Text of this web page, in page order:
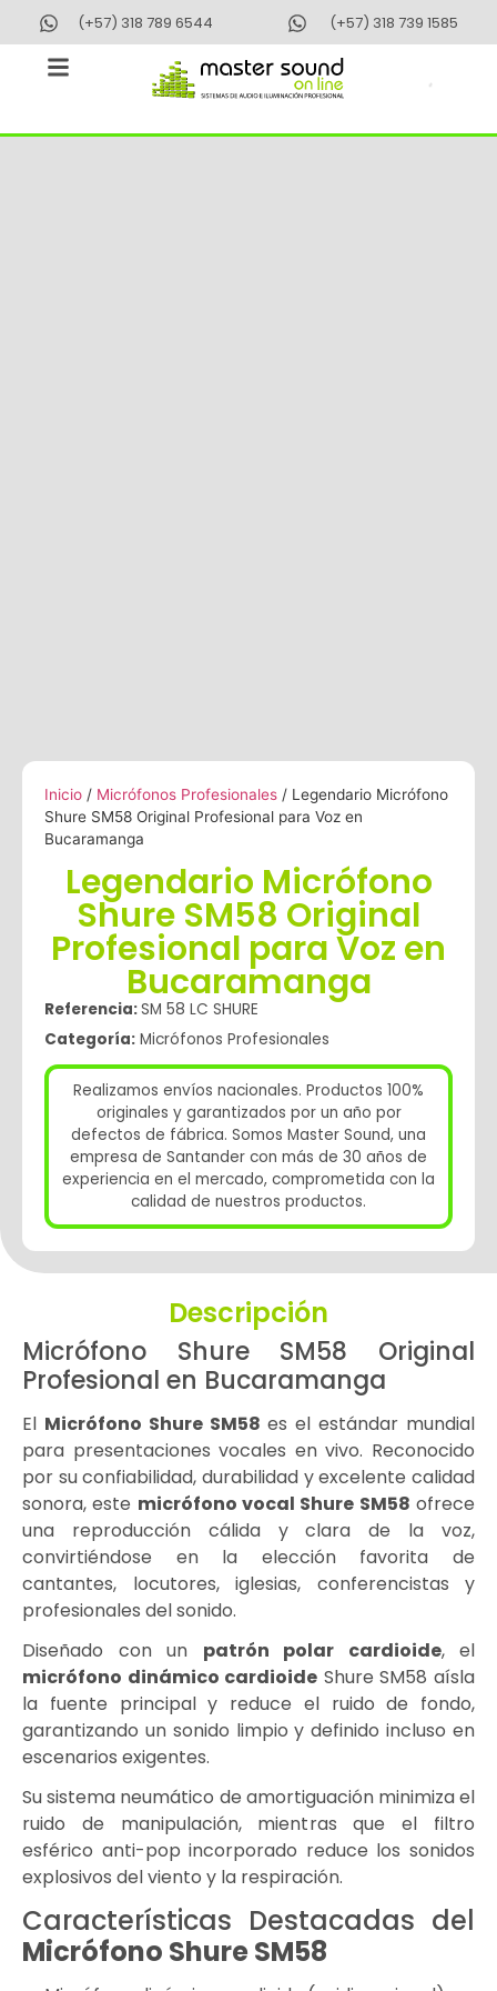
contenido
(+57) 318 789 6544 (+57) 318 739 1585
Inicio / Micrófonos Profesionales / Legendario Micrófono
Shure SM58 Original Profesional para Voz en
Bucaramanga
Legendario Micrófono
Shure SM58 Original
Profesional para Voz en
Bucaramanga
Referencia:SM 58 LC SHURE
Categoría: Micrófonos Profesionales
Realizamos envíos nacionales. Productos 100%
originales y garantizados por un año por
defectos de fábrica. Somos Master Sound, una
empresa de Santander con más de 30 años de
experiencia en el mercado, comprometida con la
calidad de nuestros productos.
Descripción
Micrófono Shure SM58 Original
Profesional en Bucaramanga
El Micrófono Shure SM58 es el estándar mundial
para presentaciones vocales en vivo. Reconocido
por su confiabilidad, durabilidad y excelente calidad
sonora, este micrófono vocal Shure SM58 ofrece
una reproducción cálida y clara de la voz,
convirtiéndose en la elección favorita de
cantantes, locutores, iglesias, conferencistas y
profesionales del sonido.
Diseñado con un patrón polar cardioide, el
micrófono dinámico cardioide Shure SM58 aísla
la fuente principal y reduce el ruido de fondo,
garantizando un sonido limpio y definido incluso en
escenarios exigentes.
Su sistema neumático de amortiguación minimiza el
ruido de manipulación, mientras que el filtro
esférico anti-pop incorporado reduce los sonidos
explosivos del viento y la respiración.
Características Destacadas del
Micrófono Shure SM58